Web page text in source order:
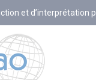
et d’interprétation